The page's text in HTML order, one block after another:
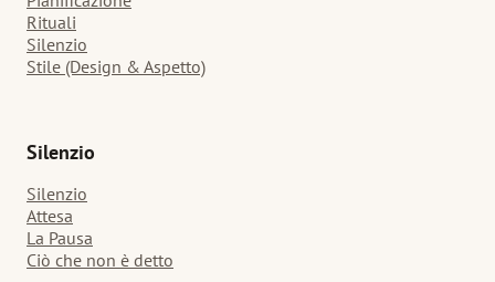
Rituali
Silenzio
Stile (Design & Aspetto)
Silenzio
Silenzio
Attesa
La Pausa
Ciò che non è detto